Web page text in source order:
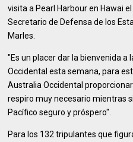
visita a Pearl Harbour en Hawai
Secretario de Defensa de los
Marles.
"Es un placer dar la bienvenida a
Occidental esta semana, para
Australia Occidental
respiro muy necesario mientras
Pacífico seguro y próspero".
Para los 132 tripulantes que